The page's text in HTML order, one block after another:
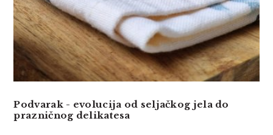
Podvarak - evolucija od seljačkog jela do
prazničnog delikatesa